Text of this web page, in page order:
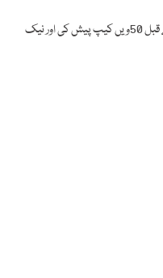
کپتان بابر اعظم نے شاہین کو میچ شروع ہونے سے قبل 50ویں کیپ پیش کی اور نیک